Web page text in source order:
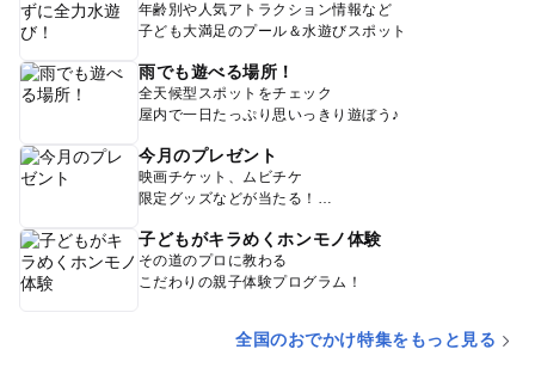
年齢別や人気アトラクション情報など
子ども大満足のプール＆水遊びスポット
雨でも遊べる場所！
全天候型スポットをチェック
屋内で一日たっぷり思いっきり遊ぼう♪
今月のプレゼント
映画チケット、ムビチケ
限定グッズなどが当たる！
子どもがキラめくホンモノ体験
その道のプロに教わる
こだわりの親子体験プログラム！
全国のおでかけ特集をもっと見る